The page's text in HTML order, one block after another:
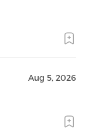
Aug 5, 2026